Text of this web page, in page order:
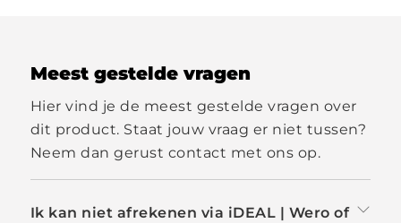
Meest gestelde vragen
Hier vind je de meest gestelde vragen over
dit product. Staat jouw vraag er niet tussen?
Neem dan gerust contact met ons op.
Ik kan niet afrekenen via iDEAL | Wero of